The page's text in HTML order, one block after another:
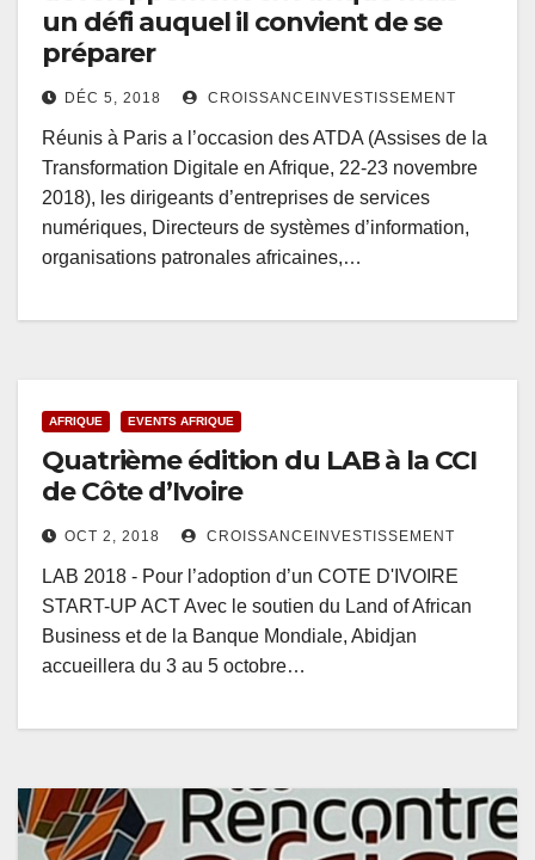
un défi auquel il convient de se
préparer
DÉC 5, 2018 CROISSANCEINVESTISSEMENT
Réunis à Paris a l’occasion des ATDA (Assises de la
Transformation Digitale en Afrique, 22-23 novembre
2018), les dirigeants d’entreprises de services
numériques, Directeurs de systèmes d’information,
organisations patronales africaines,…
AFRIQUE EVENTS AFRIQUE
Quatrième édition du LAB à la CCI
de Côte d’Ivoire
OCT 2, 2018 CROISSANCEINVESTISSEMENT
LAB 2018 - Pour l’adoption d’un COTE D'IVOIRE
START-UP ACT Avec le soutien du Land of African
Business et de la Banque Mondiale, Abidjan
accueillera du 3 au 5 octobre…